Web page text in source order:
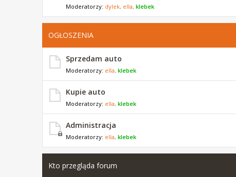
Moderatorzy: dylek, ella, klebek
OGŁOSZENIA
Sprzedam auto
Moderatorzy: ella, klebek
Kupie auto
Moderatorzy: ella, klebek
Administracja
Moderatorzy: ella, klebek
Kto przegląda forum